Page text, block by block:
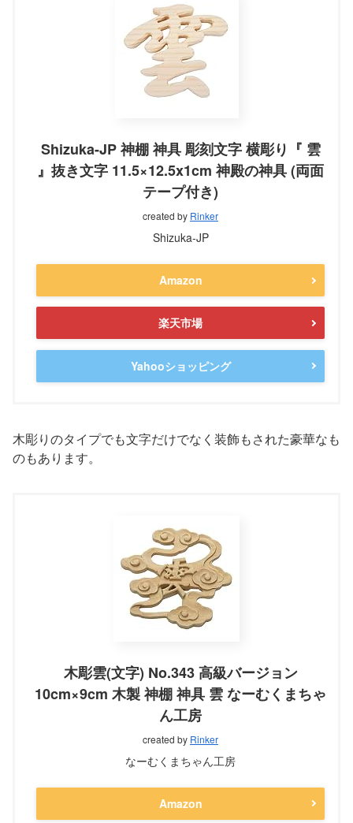
Shizuka-JP 神棚 神具 彫刻文字 横彫り『 雲
』抜き文字 11.5×12.5x1cm 神殿の神具 (両面
テープ付き)
created by Rinker
Shizuka-JP
Amazon
楽天市場
Yahooショッピング
木彫りのタイプでも文字だけでなく装飾もされた豪華なも
のもあります。
木彫雲(文字) No.343 高級バージョン
10cm×9cm 木製 神棚 神具 雲 なーむくまちゃ
ん工房
created by Rinker
なーむくまちゃん工房
Amazon